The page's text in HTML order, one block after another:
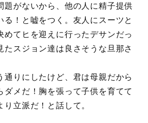
題がないから、他の人に精子提供
る！と嘘をつく。友人にスーツと
めてヒを迎えに行ったデサンだっ
たスジョン達は良さそうな旦那さ
通りにしたけど、君は母親だから
ダメだ！胸を張って子供を育てて
り立派だ！と話して。